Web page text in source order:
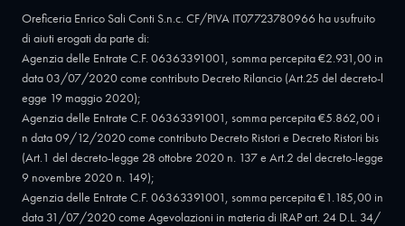
Oreficeria Enrico Sali Conti S.n.c. CF/PIVA IT07723780966 ha usufruito
di aiuti erogati da parte di:
Agenzia delle Entrate C.F. 06363391001, somma percepita €2.931,00 in
data 03/07/2020 come contributo Decreto Rilancio (Art.25 del decreto-l
egge 19 maggio 2020);
Agenzia delle Entrate C.F. 06363391001, somma percepita €5.862,00 i
n data 09/12/2020 come contributo Decreto Ristori e Decreto Ristori bis
(Art.1 del decreto-legge 28 ottobre 2020 n. 137 e Art.2 del decreto-legge
9 novembre 2020 n. 149);
Agenzia delle Entrate C.F. 06363391001, somma percepita €1.185,00 in
data 31/07/2020 come Agevolazioni in materia di IRAP art. 24 D.L. 34/